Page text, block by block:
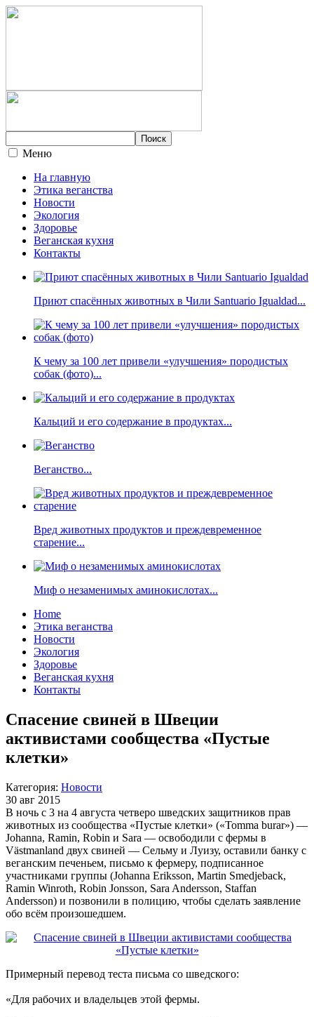
Меню
На главную
Этика веганства
Новости
Экология
Здоровье
Веганская кухня
Контакты
Приют спасённых животных в Чили Santuario Igualdad...
К чему за 100 лет привели «улучшения» породистых
собак (фото)...
Кальций и его содержание в продуктах...
Веганство...
Вред животных продуктов и преждевременное
старение...
Миф о незаменимых аминокислотах...
Home
Этика веганства
Новости
Экология
Здоровье
Веганская кухня
Контакты
Спасение свиней в Швеции
активистами сообщества «Пустые
клетки»
Категория: Новости
30 авг 2015
В ночь с 3 на 4 августа четверо шведских защитников прав
животных из сообщества «Пустые клетки» («Tomma burar») —
Johanna, Ramin, Robin и Sara — освободили с фермы в
Västmanland двух свиней — Сельму и Луизу, оставили банку с
веганским печеньем, письмо к фермеру, подписанное
участниками группы (Johanna Eriksson, Martin Smedjeback,
Ramin Winroth, Robin Jonsson, Sara Andersson, Staffan
Andersson) и позвонили в полицию, чтобы сделать заявление
обо всём произошедшем.
Примерный перевод теста письма со шведского:
«Для рабочих и владельцев этой фермы.